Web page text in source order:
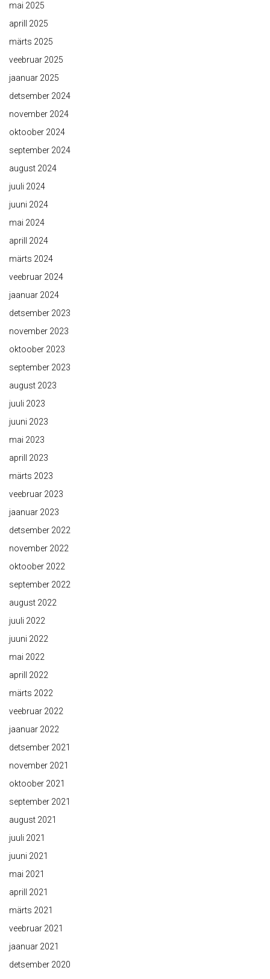
mai 2025
aprill 2025
märts 2025
veebruar 2025
jaanuar 2025
detsember 2024
november 2024
oktoober 2024
september 2024
august 2024
juuli 2024
juuni 2024
mai 2024
aprill 2024
märts 2024
veebruar 2024
jaanuar 2024
detsember 2023
november 2023
oktoober 2023
september 2023
august 2023
juuli 2023
juuni 2023
mai 2023
aprill 2023
märts 2023
veebruar 2023
jaanuar 2023
detsember 2022
november 2022
oktoober 2022
september 2022
august 2022
juuli 2022
juuni 2022
mai 2022
aprill 2022
märts 2022
veebruar 2022
jaanuar 2022
detsember 2021
november 2021
oktoober 2021
september 2021
august 2021
juuli 2021
juuni 2021
mai 2021
aprill 2021
märts 2021
veebruar 2021
jaanuar 2021
detsember 2020